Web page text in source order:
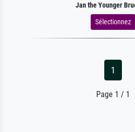
Jan the Younger
Sélectionnez
1
Page 1 / 1